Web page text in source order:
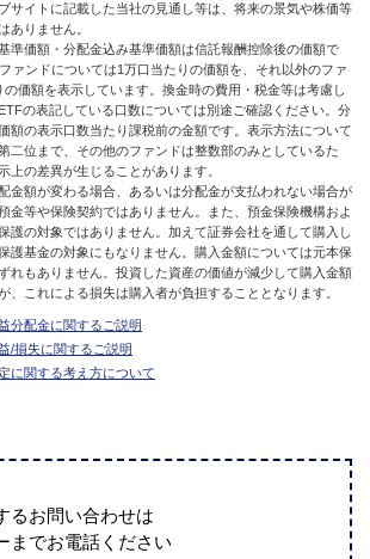
サイトに記載した当社の見通し等は、将来の景気や株価等
ありません。
準価額・分配金込み基準価額は信託報酬控除後の価額で
ァンドについては1万口当たりの価額を、それ以外のファ
価額を表示しています。換金時の費用・税金等は考慮し
の表記している口数については別途ご確認ください。分
額の表示口数当たり課税前の金額です。表示方法について
二位まで、その他のファンドは整数部のみとしているた
上の差異が生じることがあります。
金額が変わる場合、あるいは分配金が支払われない場合が
金等や保険契約ではありません。また、預金保険機構およ
護の対象ではありません。加えて証券会社を通して購入し
護基金の対象にもなりません。購入金額については元本保
れもありません。投資した資産の価値が減少して購入金額
、これによる損失は購入者が負担することとなります。
分配金に関するご説明
/損失に関するご説明
に関する考え方について
るお問い合わせは
までお電話ください